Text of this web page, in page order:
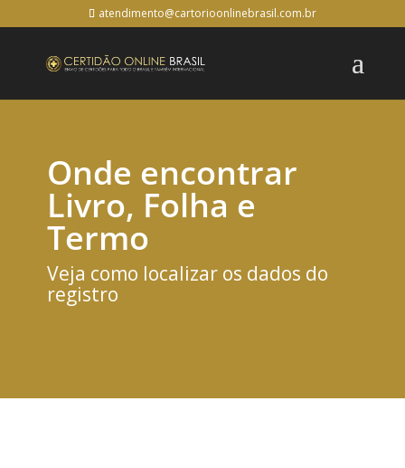
atendimento@cartorioonlinebrasil.com.br
Onde encontrar
Livro, Folha e
Termo
Veja como localizar os dados do
registro